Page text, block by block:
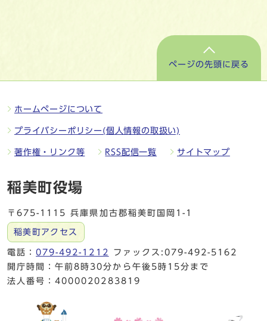
ページの先頭に戻る
ホームページについて
プライバシーポリシー(個人情報の取扱い)
著作権・リンク等 RSS配信一覧 サイトマップ
稲美町役場
〒675-1115 兵庫県加古郡稲美町国岡1-1
稲美町アクセス
電話：079-492-1212
ファックス:079-492-5162
開庁時間：午前8時30分から午後5時15分まで
法人番号：4000020283819